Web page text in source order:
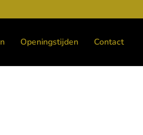
Openingstijden Contact